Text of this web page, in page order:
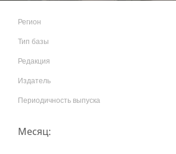
Регион
Тип базы
Редакция
Издатель
Периодичность выпуска
Месяц: